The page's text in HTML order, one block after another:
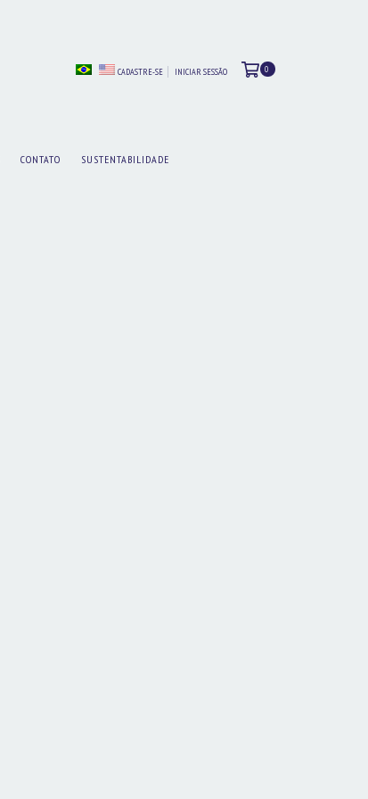
CADASTRE-SE INICIAR SESSÃO 0
CONTATO SUSTENTABILIDADE